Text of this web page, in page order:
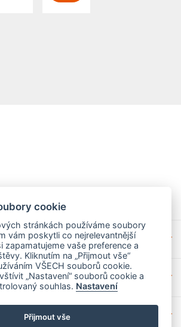
díly
cookie
stránkách používáme soubory
vám poskytli co nejrelevantnější
zapamatujeme vaše preference a
Kliknutím na „Přijmout vše“
VŠECH souborů cookie.
„Nastavení“ souborů cookie a
souhlas. Nastavení
Přijmout vše